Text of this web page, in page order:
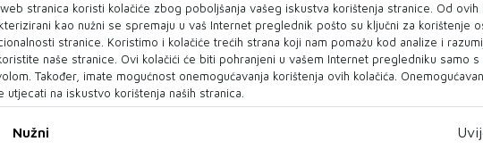
dana
kapaciteta
podacima
Sarajevo broj
BiH ostvaruje iznimno dobre
turističke rezultate, ostvareno
411.998 noćenja
BiH, prema dostupnim podacima, ostvaruje
iznimno dobre turističke rezultate kada je
Fojnica:
odlična,
Ljetna
Središnje
stranica koristi kolačiće zbog poboljšanja vašeg iskustva korištenja stranice. Od ovih
kao nužni se spremaju u vaš Internet preglednik pošto su ključni za korištenje
stranice. Koristimo i kolačiće trećih strana koji nam pomažu kod analize i
naše stranice. Ovi kolačići će biti pohranjeni u vašem Internet pregledniku samo s
Također, imate mogućnost onemogućavanja korištenja ovih kolačića.
utjecati na iskustvo korištenja naših stranica.
Nužni